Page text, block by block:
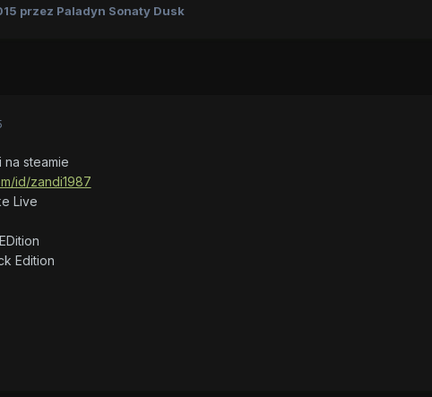
przez Paladyn Sonaty Dusk
steamie
id/zandi1987
Live
Edition